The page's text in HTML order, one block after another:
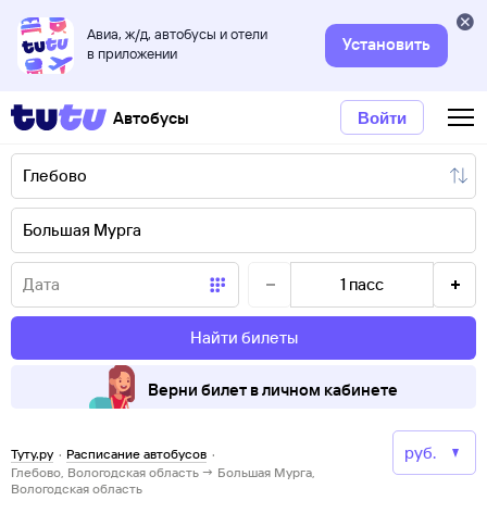
Авиа, ж/д, автобусы и отели
в приложении
Установить
Автобусы Войти
1 пасс
Найти билеты
Верни билет в личном кабинете
Туту.ру · Расписание автобусов ·
Глебово, Вологодская область → Большая Мурга,
Вологодская область